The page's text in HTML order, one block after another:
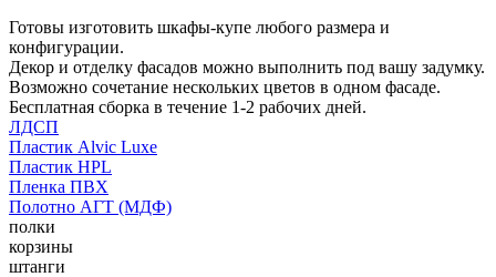
Готовы изготовить шкафы-купе любого размера и
конфигурации.
Декор и отделку фасадов можно выполнить под вашу задумку.
Возможно сочетание нескольких цветов в одном фасаде.
Бесплатная сборка в течение 1-2 рабочих дней.
ЛДСП
Пластик Alvic Luxe
Пластик HPL
Пленка ПВХ
Полотно АГТ (МДФ)
полки
корзины
штанги